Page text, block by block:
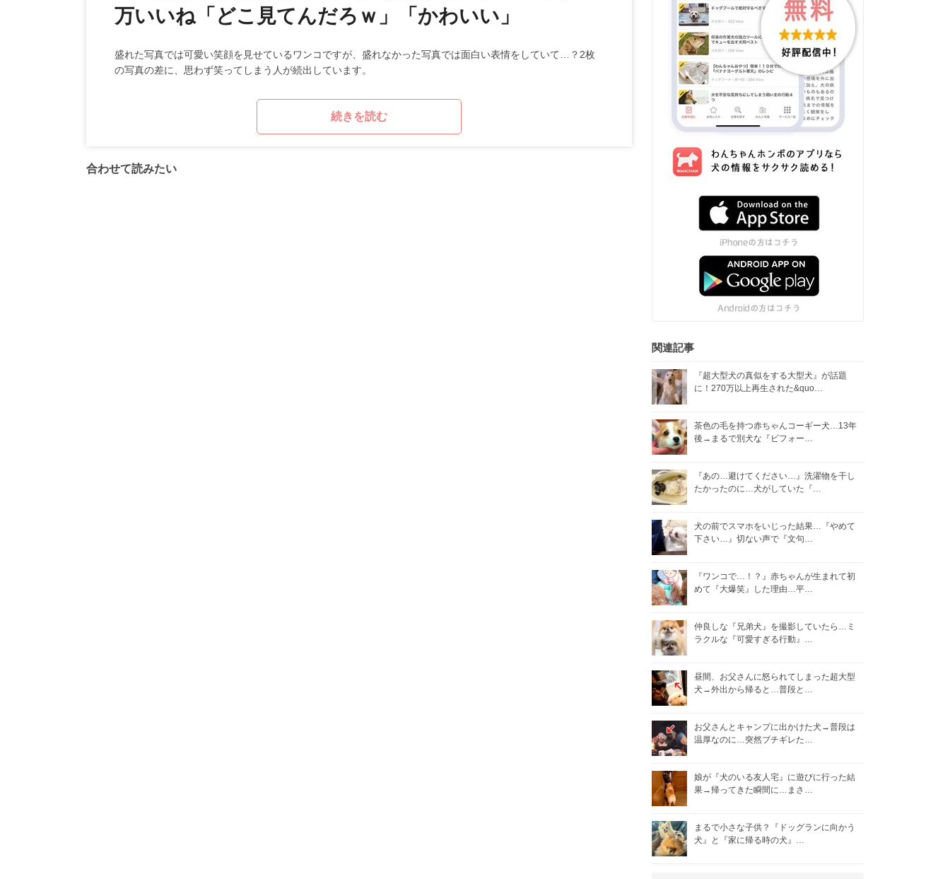
万いいね「どこ見てんだろｗ」「かわいい」
盛れた写真では可愛い笑顔を見せているワンコですが、盛れなかった写真では面白い表情をしていて…？2枚
の写真の差に、思わず笑ってしまう人が続出しています。
続きを読む
合わせて読みたい
関連記事
『超大型犬の真似をする大型犬』が話題
に！270万以上再生された&quo…
茶色の毛を持つ赤ちゃんコーギー犬…13年
後→まるで別犬な『ビフォー…
『あの…避けてください…』洗濯物を干し
たかったのに…犬がしていた『…
犬の前でスマホをいじった結果…『やめて
下さい…』切ない声で『文句…
『ワンコで…！？』赤ちゃんが生まれて初
めて『大爆笑』した理由…平…
仲良しな『兄弟犬』を撮影していたら…ミ
ラクルな『可愛すぎる行動』…
昼間、お父さんに怒られてしまった超大型
犬→外出から帰ると…普段と…
お父さんとキャンプに出かけた犬→普段は
温厚なのに…突然ブチギレた…
娘が『犬のいる友人宅』に遊びに行った結
果→帰ってきた瞬間に…まさ…
まるで小さな子供？『ドッグランに向かう
犬』と『家に帰る時の犬』…